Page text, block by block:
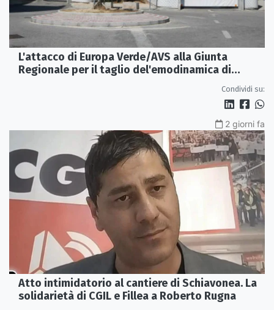
L'attacco di Europa Verde/AVS alla Giunta
Regionale per il taglio del'emodinamica di
Condividi su:
2 giorni fa
Atto intimidatorio al cantiere di Schiavonea. La
solidarietà di CGIL e Fillea a Roberto Rugna